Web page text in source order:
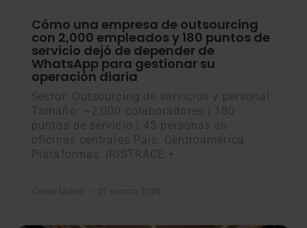
Cómo una empresa de outsourcing
con 2,000 empleados y 180 puntos de
servicio dejó de depender de
WhatsApp para gestionar su
operación diaria
Sector: Outsourcing de servicios y personal
Tamaño: ~2,000 colaboradores | 180
puntos de servicio | 45 personas en
oficinas centrales País: Centroamérica
Plataformas: IRISTRACE +